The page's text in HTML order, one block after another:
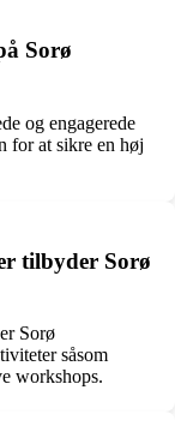
Sorø
og engagerede
for at sikre en høj
tilbyder Sorø
Sorø
såsom
workshops.